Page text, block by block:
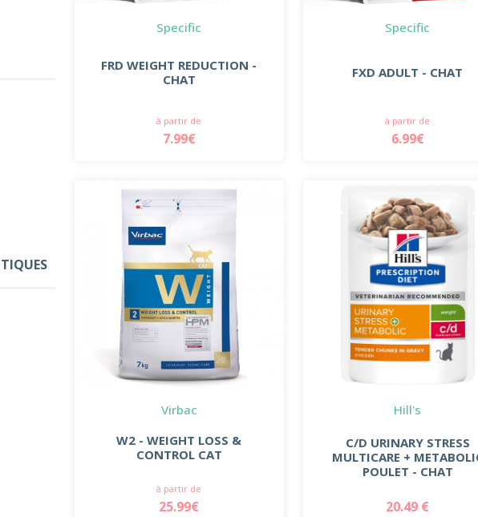
Specific
FRD WEIGHT REDUCTION -
CHAT
à partir de
7.99€
Specific
FXD ADULT - CHAT
à partir de
6.99€
Virbac
W2 - WEIGHT LOSS &
CONTROL CAT
à partir de
25.99€
Hill's
C/D URINARY STRESS
MULTICARE +
POULET - CHAT
20.49 €